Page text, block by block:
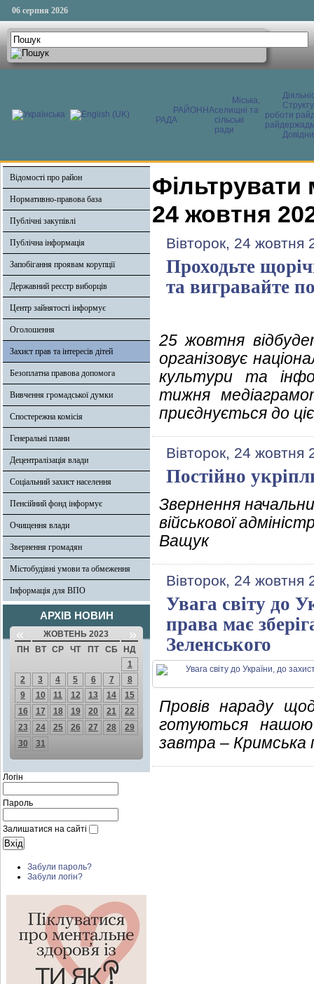
06 серпня 2026
РАЙОННА
РАДА
Міська,
селищні та
сільські
ради
роботи
Відомості про район
Нормативно-правова база
Публічні закупівлі
Публічна інформація
Запобігання проявам корупції
Державний реєстр виборців
Центр зайнятості інформує
Оголошення
Захист прав та інтересів дітей
Безоплатна правова допомога
Вивчення громадської думки
Спостережна комісія
Генеральні плани
Децентралізація влади
Соціальний захист населення
Пенсійний фонд інформує
Очищення влади
Звернення громадян
Містобудівні умови та обмеження
Інформація для ВПО
АРХІВ НОВИН
« ЖОВТЕНЬ 2023 »
ПН ВТ СР ЧТ ПТ СБ
НД
1
2
3 4 5 6 7
8
9
10 11 12 13 14
15
16
17 18 19 20 21
22
23
24 25 26 27 28
29
30
31
Логін
Пароль
Залишатися на сайті
Забули пароль?
Забули логін?
Фільтрувати
24 жовтня
Вівторок, 24 жовтня
Проходьте
та вигравайте
25 жовтня
організовує
культури та
тижня
приєднується до
Вівторок, 24 жовтня
Постійно
Звернення
військової
Ващук
Вівторок, 24 жовтня
Увага світу до
права має
Зеленського
Провів нараду
готуються
завтра – Кримська